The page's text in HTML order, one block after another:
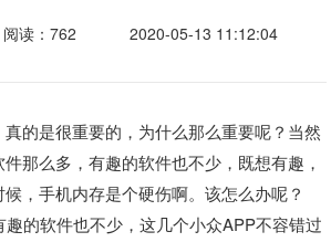
阅读：762 2020-05-13 11:12:04
的是很重要的，为什么那么重要呢？当然
那么多，有趣的软件也不少，既想有趣，
，手机内存是个硬伤啊。该怎么办呢？